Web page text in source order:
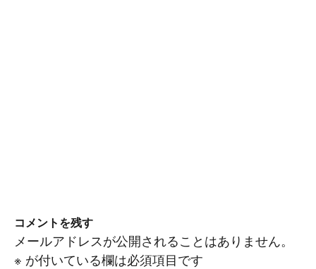
コメントを残す
メールアドレスが公開されることはありません。
※ が付いている欄は必須項目です